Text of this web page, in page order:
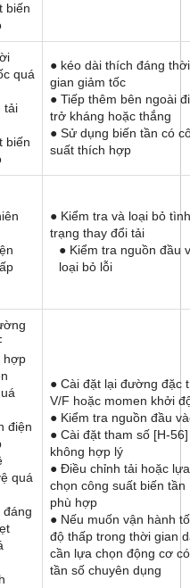
biến
quá
tải
biến
● kéo dài thích đáng thời
gian giảm tốc
● Tiếp thêm bên ngoài
trở kháng hoặc thắng
● Sử dụng biến tần có
suất thích hợp
● Kiểm tra và loại bỏ tình
trạng thay đổi tải
● Kiểm tra nguồn đầu
loại bỏ lỗi
hợp
điện
quá
đáng
● Cài đặt lại đường đặc
V/F hoặc momen khởi
● Kiểm tra nguồn đầu
● Cài đặt tham số [H-56]
không hợp lý
● Điều chỉnh tải hoặc lựa
chọn công suất biến tần
phù hợp
● Nếu muốn vận hành
độ thấp trong thời gian
cần lựa chọn động cơ có
tần số chuyên dụng